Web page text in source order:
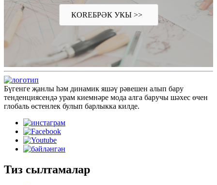
КOREБРӘК УКЫ >>
Бүгенге җанлы һәм динамик яшәү рәвешен алып бару
тенденциясендә урам киемнәре мода алга баручы шәхес өчен
глобаль өстенлек булып барлыкка килде.
Тиз сылтамалар